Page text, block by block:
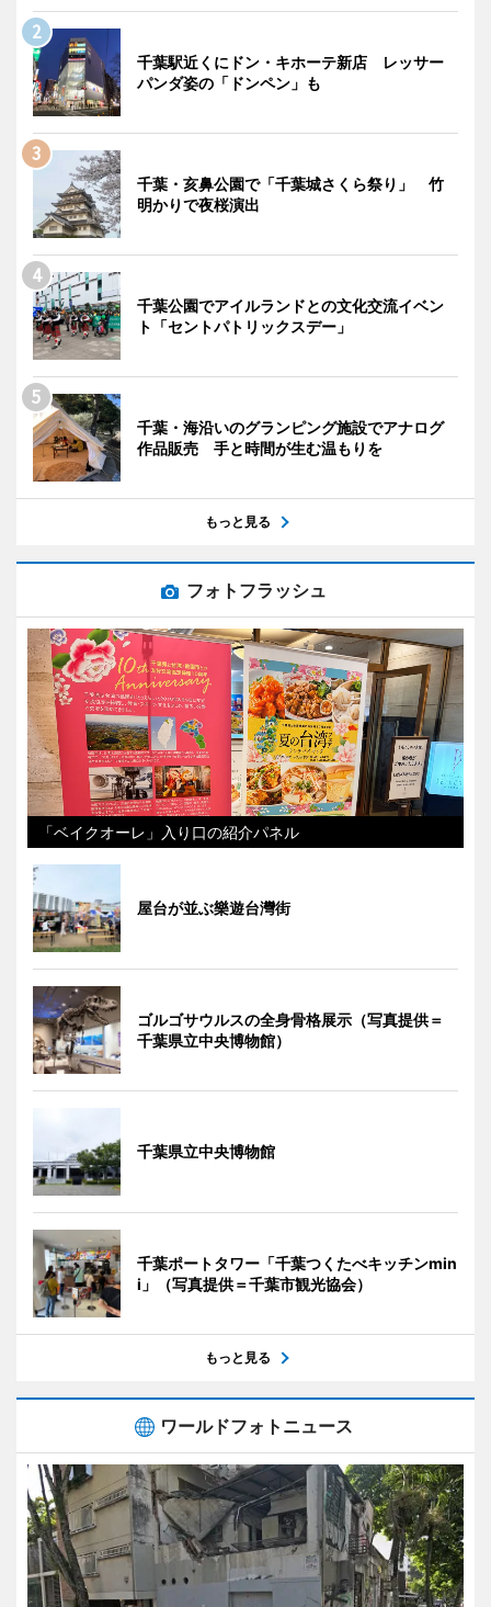
千葉駅近くにドン・キホーテ新店 レッサー
パンダ姿の「ドンペン」も
千葉・亥鼻公園で「千葉城さくら祭り」 竹
明かりで夜桜演出
千葉公園でアイルランドとの文化交流イベン
ト「セントパトリックスデー」
千葉・海沿いのグランピング施設でアナログ
作品販売 手と時間が生む温もりを
もっと見る
フォトフラッシュ
「ベイクオーレ」入り口の紹介パネル
屋台が並ぶ樂遊台灣街
ゴルゴサウルスの全身骨格展示（写真提供＝
千葉県立中央博物館）
千葉県立中央博物館
千葉ポートタワー「千葉つくたべキッチンmin
i」（写真提供＝千葉市観光協会）
もっと見る
ワールドフォトニュース